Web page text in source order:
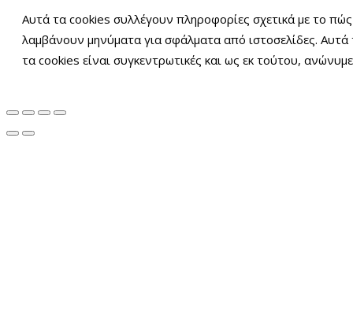
Αυτά τα cookies συλλέγουν πληροφορίες σχετικά με το πώς
λαμβάνουν μηνύματα για σφάλματα από ιστοσελίδες.
τα cookies είναι συγκεντρωτικές και ως εκ τούτου,